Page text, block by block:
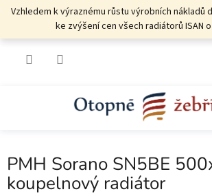
PřejítVzhledem k výraznému růstu výrobních nákladů
ke zvýšení cen všech radiátorů ISAN
PMH Sorano SN5BE
koupelnový radiátor